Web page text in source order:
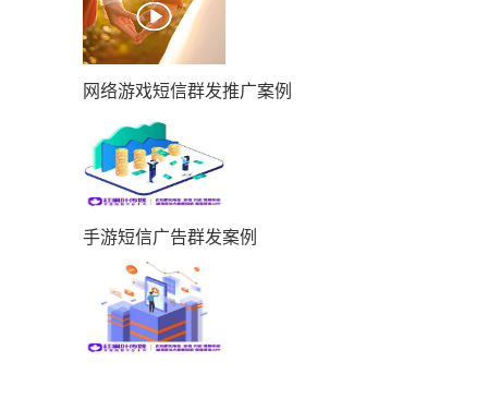
网络游戏短信群发推广案例
手游短信广告群发案例